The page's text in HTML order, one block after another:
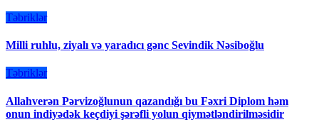
Təbriklər
Milli ruhlu, ziyalı və yaradıcı gənc Sevindik Nəsiboğlu
Təbriklər
Allahverən Pərvizoğlunun qazandığı bu Fəxri Diplom həm
onun indiyədək keçdiyi şərəfli yolun qiymətləndirilməsidir